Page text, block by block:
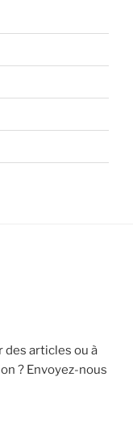
des articles ou à
? Envoyez-nous